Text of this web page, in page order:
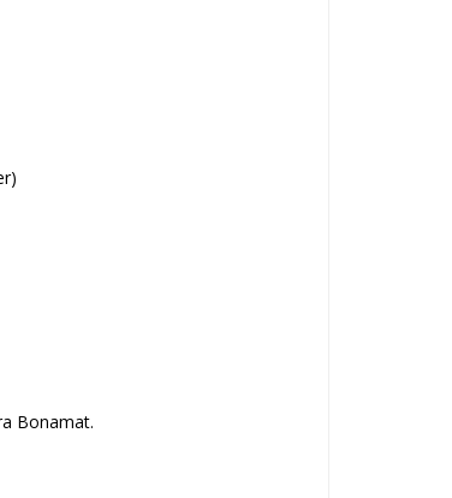
Bonamat.